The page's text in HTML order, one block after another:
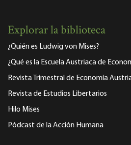
Explorar la biblioteca
¿Quién es Ludwig von Mises?
¿Qué es la Escuela Austriaca de
Revista Trimestral de Economía
Revista de Estudios Libertarios
Hilo Mises
Pódcast de la Acción Humana